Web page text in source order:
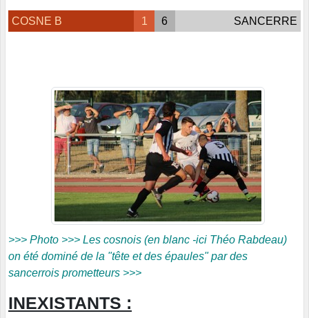
COSNE B 1 6 SANCERRE
>>> Photo >>> Les cosnois (en blanc -ici Théo Rabdeau)
on été dominé de la "tête et des épaules" par des
sancerrois prometteurs >>>
INEXISTANTS :